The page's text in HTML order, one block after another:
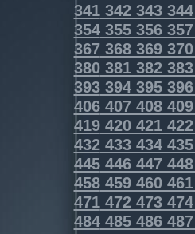
341342343344
354355356357
367368369370
380381382383
393394395396
406407408409
419420421422
432433434435
445446447448
458459460461
471472473474
484485486487